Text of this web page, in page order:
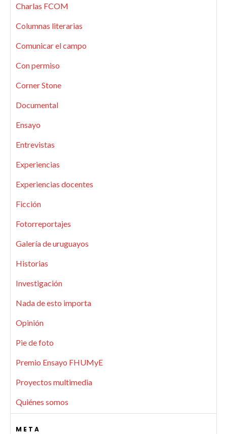
Charlas FCOM
Columnas literarias
Comunicar el campo
Con permiso
Corner Stone
Documental
Ensayo
Entrevistas
Experiencias
Experiencias docentes
Ficción
Fotorreportajes
Galería de uruguayos
Historias
Investigación
Nada de esto importa
Opinión
Pie de foto
Premio Ensayo FHUMyE
Proyectos multimedia
Quiénes somos
META